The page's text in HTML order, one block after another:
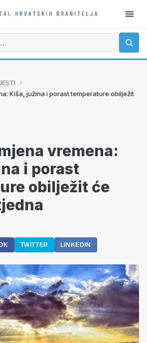
›
Kiša, južina i porast temperature obilježit
vremena:
i porast
obilježit će
TWITTER LINKEDIN